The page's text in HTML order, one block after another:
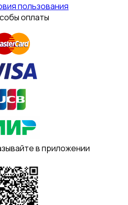
пользования
оплаты
в приложении